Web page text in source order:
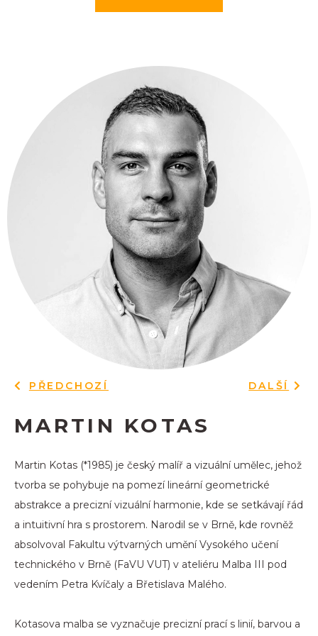
PŘEDCHOZÍ DALŠÍ
MARTIN KOTAS
Martin Kotas (*1985) je český malíř a vizuální umělec, jehož
tvorba se pohybuje na pomezí lineární geometrické
abstrakce a precizní vizuální harmonie, kde se setkávají řád
a intuitivní hra s prostorem. Narodil se v Brně, kde rovněž
absolvoval Fakultu výtvarných umění Vysokého učení
technického v Brně (FaVU VUT) v ateliéru Malba III pod
vedením Petra Kvíčaly a Břetislava Malého.
Kotasova malba se vyznačuje precizní prací s linií, barvou a